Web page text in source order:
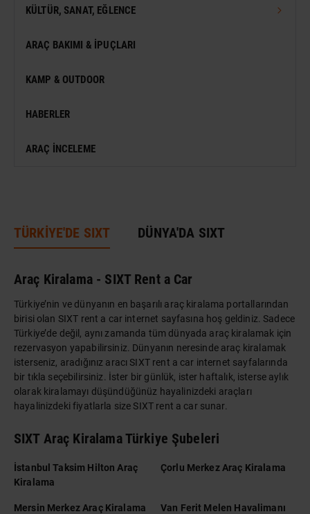
TÜRKIYE GEZI REHBERI
KÜLTÜR, SANAT, EĞLENCE
FESTIVAL
ANTIK KENT & ALANLAR
ARAÇ BAKIMI & İPUÇLARI
KAMP & OUTDOOR
HABERLER
ARAÇ İNCELEME
TÜRKİYE'DE SIXT DÜNYA'DA SIXT
Araç Kiralama - SIXT Rent a Car
Türkiye’nin ve dünyanın en başarılı araç kiralama portallarından
birisi olan SIXT rent a car internet sayfasına hoş geldiniz. Sadece
Türkiye’de değil, aynı zamanda tüm dünyada araç kiralamak için
rezervasyon yapabilirsiniz. Dünyanın neresinde araç kiralamak
isterseniz, aradığınız aracı SIXT rent a car internet sayfalarında
bir tıkla seçebilirsiniz. İster bir günlük, ister haftalık, isterse aylık
olarak kiralamayı düşündüğünüz hayalinizdeki araçları
hayalinizdeki fiyatlarla size SIXT rent a car sunar.
SIXT Araç Kiralama Türkiye Şubeleri
İstanbul Taksim Hilton Araç
Kiralama
Çorlu Merkez Araç Kiralama
Mersin Merkez Araç Kiralama
Van Ferit Melen Havalimanı